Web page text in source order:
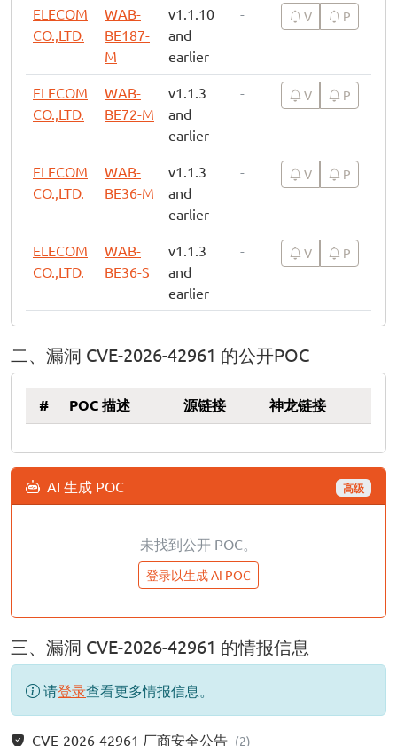
ELECOM
CO.,LTD.
WAB-
BE187-
M
v1.1.10
and
earlier
- V P
ELECOM
CO.,LTD.
WAB-
BE72-M
v1.1.3
and
earlier
- V P
ELECOM
CO.,LTD.
WAB-
BE36-M
v1.1.3
and
earlier
- V P
ELECOM
CO.,LTD.
WAB-
BE36-S
v1.1.3
and
earlier
- V P
二、漏洞 CVE-2026-42961 的公开POC
# POC 描述 源链接 神龙链接
AI 生成 POC 高级
未找到公开 POC。
登录以生成 AI POC
三、漏洞 CVE-2026-42961 的情报信息
请登录查看更多情报信息。
CVE-2026-42961 厂商安全公告 (2)